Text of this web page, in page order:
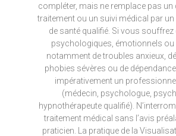
compléter, mais ne remplace pas un
traitement ou un suivi médical par
de santé qualifié. Si vous souffrez
psychologiques, émotionnels ou
notamment de troubles anxieux,
phobies sévères ou de
impérativement un
(médecin, psychologue,
hypnothérapeute qualifié).
traitement médical sans l’avis
praticien. La pratique de la